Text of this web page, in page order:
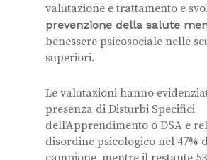
valutazione e trattamento e
prevenzione della salute
benessere psicosociale nelle
superiori.
Le valutazioni hanno
presenza di Disturbi Specifici
dell’Apprendimento o DSA e
disordine psicologico nel 47%